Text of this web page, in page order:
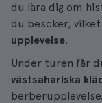
du lära dig om
du besöker,
upplevelse.
Under turen får
västsahariska